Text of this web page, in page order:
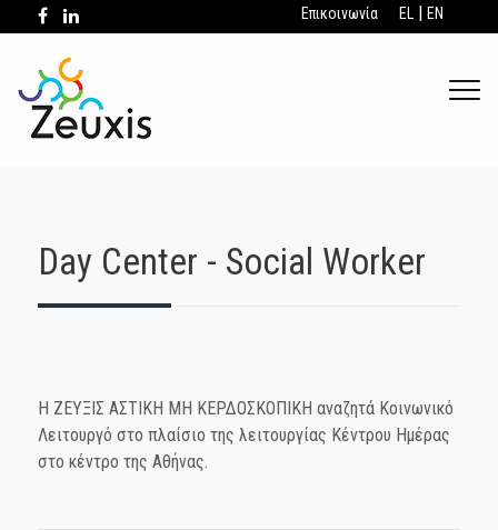
Επικοινωνία EL| EN
.
Day Center - Social Worker
Η ΖΕΥΞΙΣ ΑΣΤΙΚΗ ΜΗ ΚΕΡΔΟΣΚΟΠΙΚΗ αναζητά Κοινωνικό
Λειτουργό στο πλαίσιο της λειτουργίας Κέντρου Ημέρας
στο κέντρο της Αθήνας.